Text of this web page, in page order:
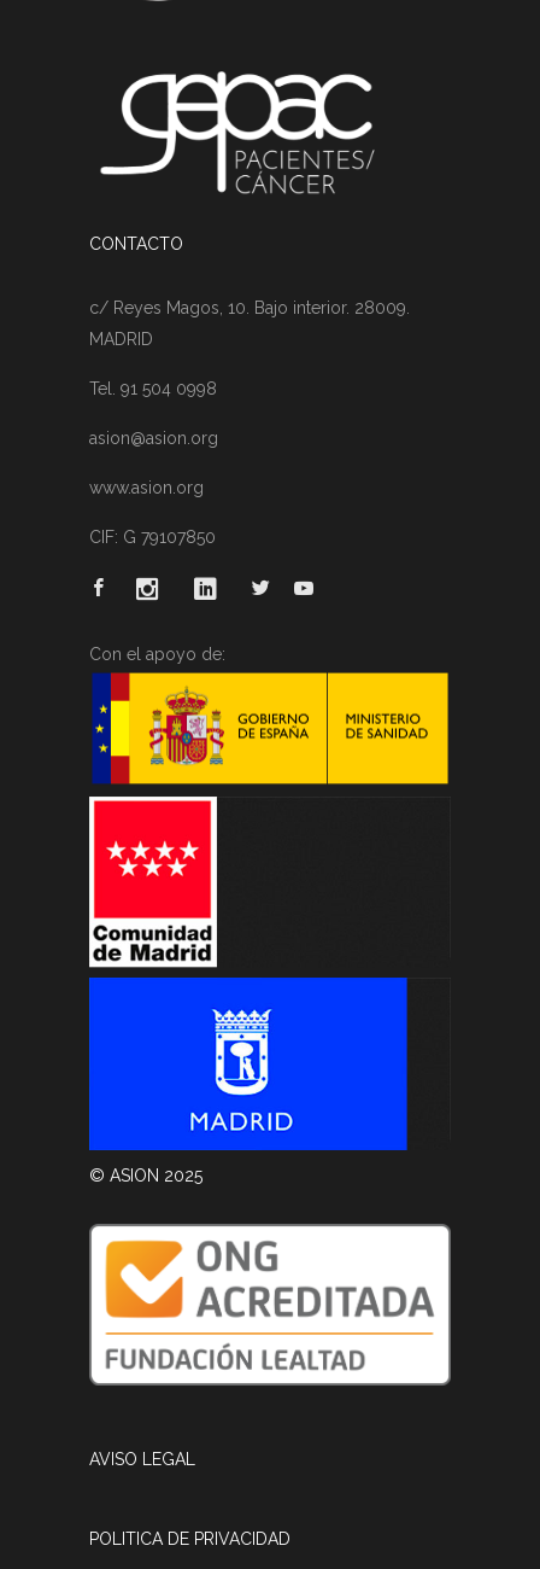
CONTACTO
c/ Reyes Magos, 10. Bajo interior. 28009.
MADRID
Tel. 91 504 0998
asion@asion.org
www.asion.org
CIF: G 79107850
Con el apoyo de:
© ASION 2025
AVISO LEGAL
POLITICA DE PRIVACIDAD